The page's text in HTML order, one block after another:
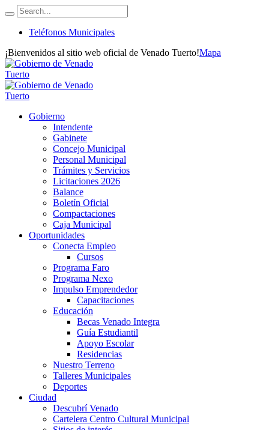
Teléfonos Municipales
¡Bienvenidos al sitio web oficial de Venado Tuerto!Mapa
Gobierno
Intendente
Gabinete
Concejo Municipal
Personal Municipal
Trámites y Servicios
Licitaciones 2026
Balance
Boletín Oficial
Compactaciones
Caja Municipal
Oportunidades
Conecta Empleo
Cursos
Programa Faro
Programa Nexo
Impulso Emprendedor
Capacitaciones
Educación
Becas Venado Integra
Guía Estudiantil
Apoyo Escolar
Residencias
Nuestro Terreno
Talleres Municipales
Deportes
Ciudad
Descubrí Venado
Cartelera Centro Cultural Municipal